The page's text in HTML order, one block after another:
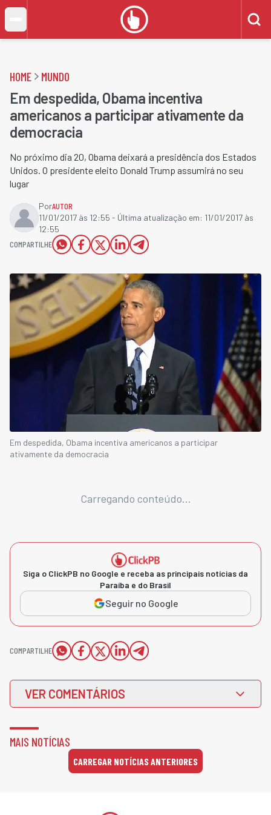
HOME MUNDO
Em despedida, Obama incentiva
americanos a participar ativamente da
democracia
No próximo dia 20, Obama deixará a presidência dos Estados
Unidos. O presidente eleito Donald Trump assumirá no seu
lugar
PorAUTOR
11/01/2017 às 12:55 - Última atualização em: 11/01/2017 às
12:55
COMPARTILHE
Em despedida, Obama incentiva americanos a participar
ativamente da democracia
Carregando conteúdo...
Siga o ClickPB no Google e receba as principais notícias da
Paraíba e do Brasil
Seguir no Google
COMPARTILHE
VER COMENTÁRIOS
MAIS NOTÍCIAS
CARREGAR NOTÍCIAS ANTERIORES